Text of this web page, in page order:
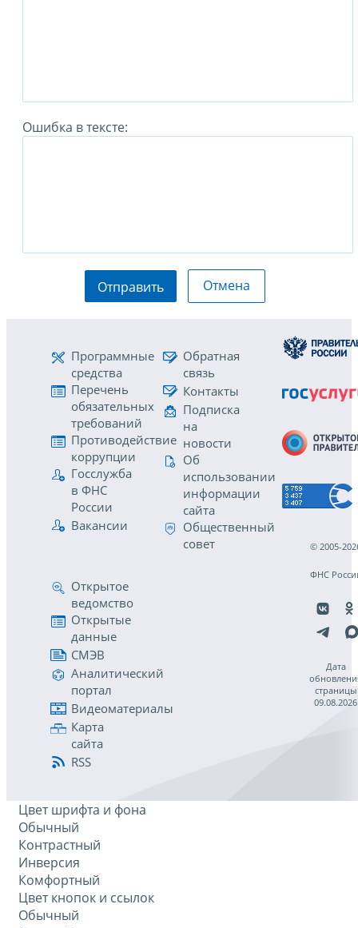
Ошибка в тексте:
Отправить Отмена
Программные
средства
Перечень
обязательных
требований
Противодействие
коррупции
Госслужба
в ФНС
России
Вакансии
Обратная
связь
Контакты
Подписка
на
новости
Об
использовании
информации
сайта
Общественный
совет
Открытое
ведомство
Открытые
данные
СМЭВ
Аналитический
портал
Видеоматериалы
Карта
сайта
RSS
© 2005-
ФНС
Дата
страницы
09.08.2026
Цвет шрифта и фона
Обычный
Контрастный
Инверсия
Комфортный
Цвет кнопок и ссылок
Обычный